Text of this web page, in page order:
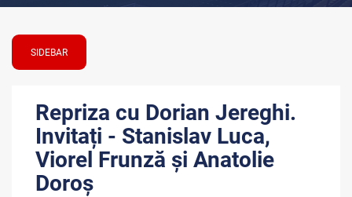
SIDEBAR
Repriza cu Dorian Jereghi.
Invitați - Stanislav Luca,
Viorel Frunză și Anatolie
Doroș